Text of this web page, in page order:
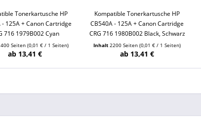
Tonerkartusche HP
- 125A + Canon Cartridge
716 1979B002 Cyan
Seiten (0,01 € / 1 Seiten)
ab 13,41 €
Kompatible Tonerkartusche HP
CB540A - 125A + Canon Cartridge
CRG 716 1980B002 Black, Schwarz
Inhalt2200 Seiten(0,01 € / 1 Seiten)
ab 13,41 €